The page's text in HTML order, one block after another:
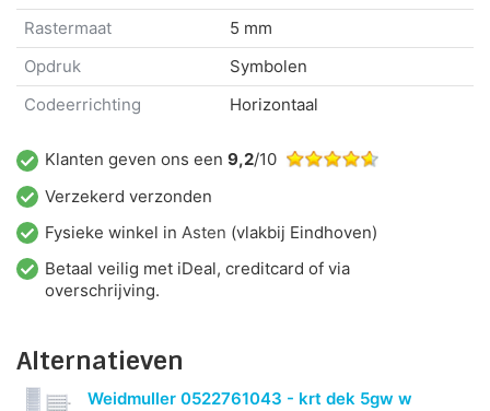
Rastermaat
5 mm
Opdruk
Symbolen
Codeerrichting
Horizontaal
Klanten geven ons een 9,2/10
Verzekerd verzonden
Fysieke winkel in Asten (vlakbij Eindhoven)
Betaal veilig met iDeal, creditcard of via
overschrijving.
Alternatieven
Weidmuller 0522761043 - krt dek 5gw w